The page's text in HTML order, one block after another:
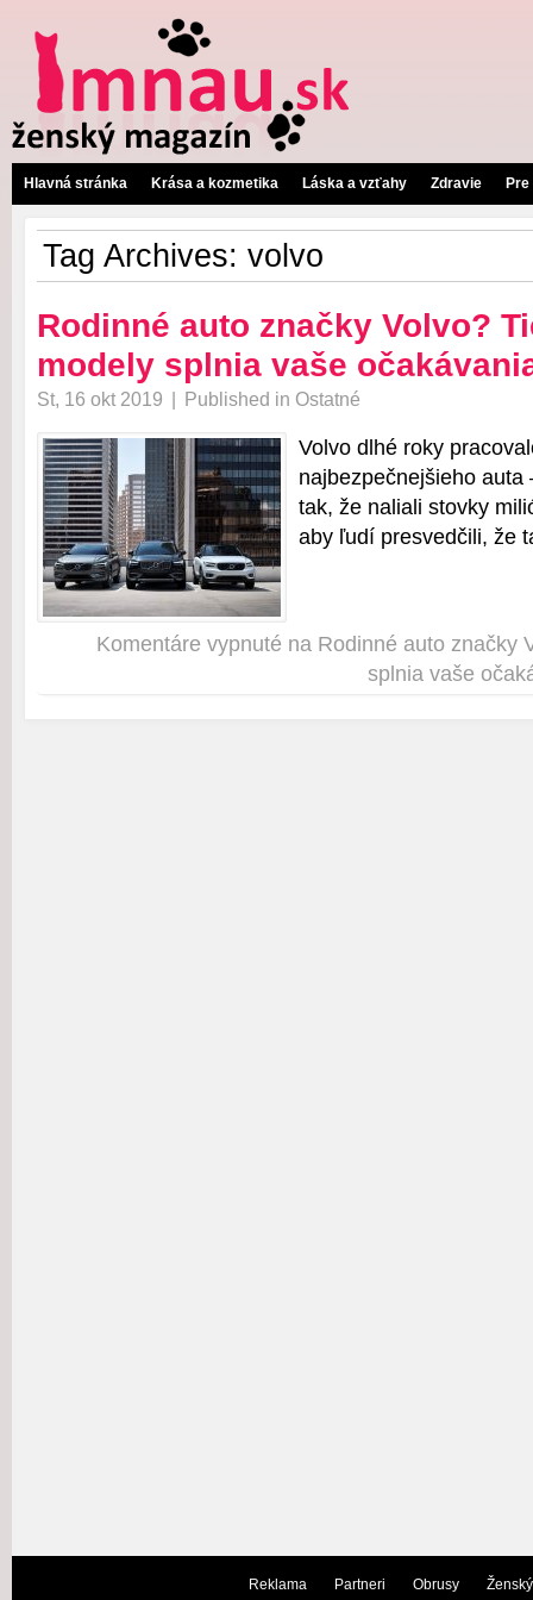
Hlavná stránka Krása a kozmetika Láska a vzťahy Zdravie
Tag Archives: volvo
Rodinné auto značky Volvo?
modely splnia vaše
St, 16 okt 2019 | Published in Ostatné
Volvo dlhé roky
najbezpečnejšieho auta
tak, že naliali stovky
aby ľudí presvedčili, že
Komentáre vypnuté na Rodinné auto značky
splnia vaše
Reklama Partneri Obrusy